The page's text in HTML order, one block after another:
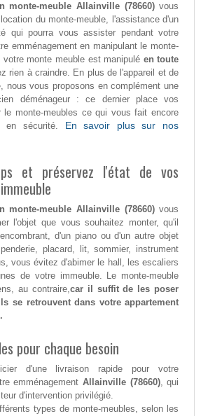
monte-meuble Allainville (78660)vous
du monte-meuble, l'assistance d'un
qui pourra vous assister pendant votre
emménagement en manipulant le monte-
monte meuble est manipulé en toute
rien à craindre. En plus de l'appareil et de
nous vous proposons en complément une
déménageur : ce dernier place vos
le monte-meubles ce qui vous fait encore
en sécurité. En savoir plus sur nos
et préservez l'état de vos
monte-meuble Allainville (78660)vous
l'objet que vous souhaitez monter, qu'il
d'un piano ou d'un autre objet
placard, lit, sommier, instrument
vous évitez d'abimer le hall, les escaliers
de votre immeuble. Le monte-meuble
au contraire,car il suffit de les poser
se retrouvent dans votre appartement
pour chaque besoin
d'une livraison rapide pour votre
emménagementAllainville (78660), qui
d'intervention privilégié.
types de monte-meubles, selon les